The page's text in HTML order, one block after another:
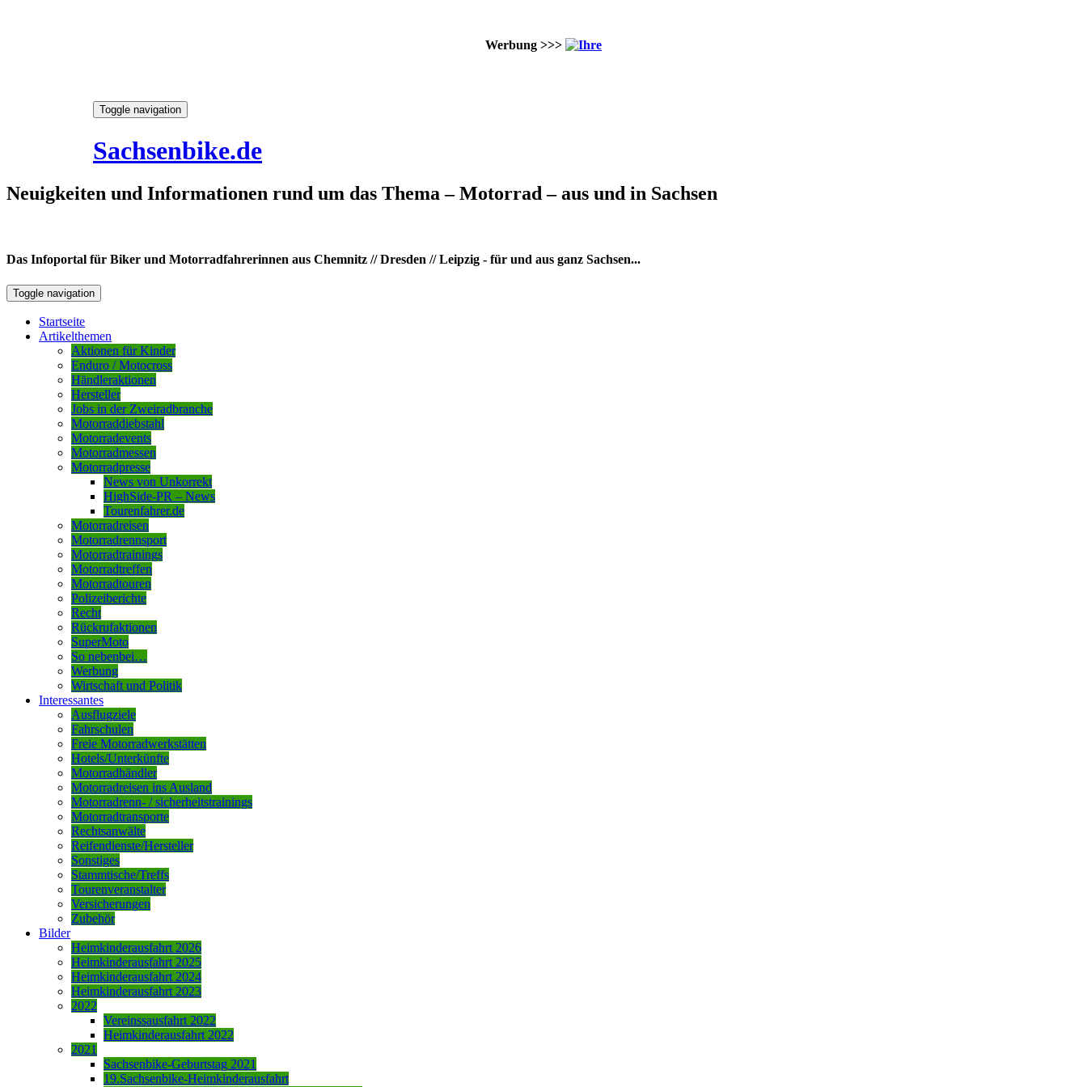
Werbung >>>
Toggle navigation
Sachsenbike.de
Neuigkeiten und Informationen rund um das Thema – Motorrad – aus und in Sachsen
Das Infoportal für Biker und Motorradfahrerinnen aus Chemnitz // Dresden // Leipzig - für und aus ganz Sachsen...
Toggle navigation
Startseite
Artikelthemen
Aktionen für Kinder
Enduro / Motocross
Händleraktionen
Hersteller
Jobs in der Zweiradbranche
Motorraddiebstahl
Motorradevents
Motorradmessen
Motorradpresse
News von Unkorrekt
HighSide-PR – News
Tourenfahrer.de
Motorradreisen
Motorradrennsport
Motorradtrainings
Motorradtreffen
Motorradtouren
Polizeiberichte
Recht
Rückrufaktionen
SuperMoto
So nebenbei…
Werbung
Wirtschaft und Politik
Interessantes
Ausflugziele
Fahrschulen
Freie Motorradwerkstätten
Hotels/Unterkünfte
Motorradhändler
Motorradreisen ins Ausland
Motorradrenn- / sicherheitstrainings
Motorradtransporte
Rechtsanwälte
Reifendienste/Hersteller
Sonstiges
Stammtische/Treffs
Tourenveranstalter
Versicherungen
Zubehör
Bilder
Heimkinderausfahrt 2026
Heimkinderausfahrt 2025
Heimkinderausfahrt 2024
Heimkinderausfahrt 2023
2022
Vereinssausfahrt 2022
Heimkinderausfahrt 2022
2021
Sachsenbike-Geburtstag 2021
19.Sachsenbike-Heimkinderausfahrt